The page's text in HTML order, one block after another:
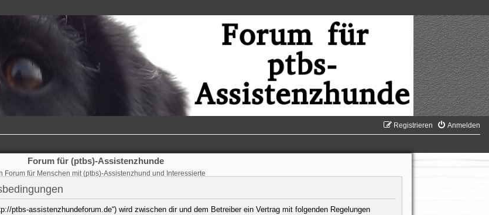
Anmelden
Registrieren
Forum für (ptbs)-Assistenzhunde
Forum für Menschen mit (ptbs)-Assistenzhund und Interessierte
ptbs-assistenzhundeforum.de“) wird zwischen dir und dem Betreiber ein Vertrag mit folgenden Regelungen